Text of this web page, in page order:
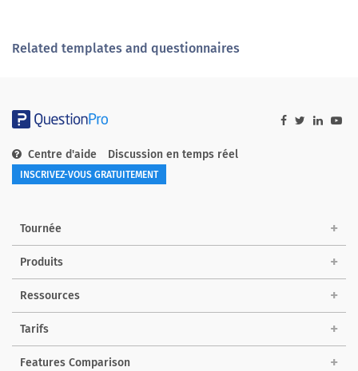
Related templates and questionnaires
Centre d'aide Discussion en temps réel
INSCRIVEZ-VOUS GRATUITEMENT
Tournée
Produits
Ressources
Tarifs
Features Comparison